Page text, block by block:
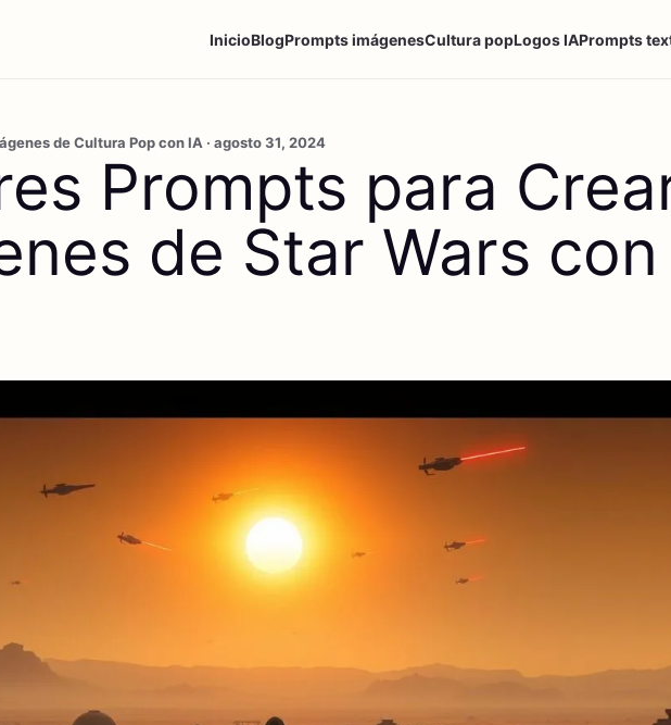
InicioBlogPrompts imágenesCultura popLogos IAPrompts
de Cultura Pop con IA · agosto 31, 2024
Prompts para
de Star Wars con